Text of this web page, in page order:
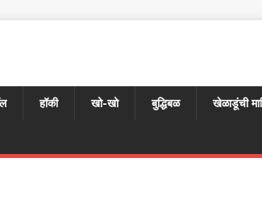
हॉकी खो-खो बुद्धिबळ खेळाडूंची